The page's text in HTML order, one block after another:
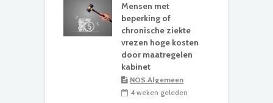
Mensen met
beperking of
chronische ziekte
vrezen hoge kosten
door maatregelen
kabinet
NOS Algemeen
4 weken geleden